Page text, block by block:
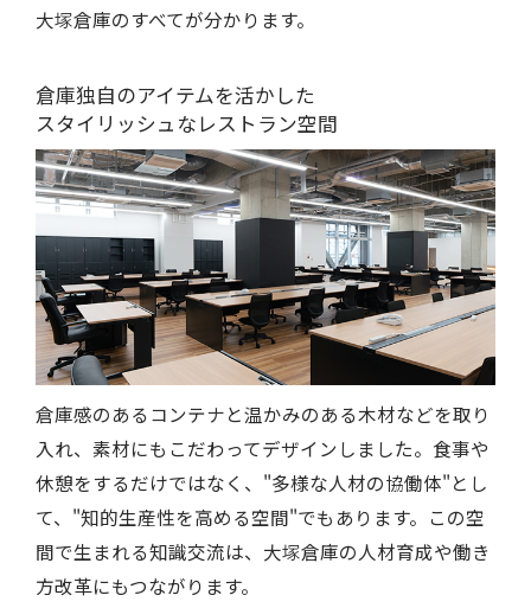
大塚倉庫のすべてが分かります。
倉庫独自のアイテムを活かした
スタイリッシュなレストラン空間
倉庫感のあるコンテナと温かみのある木材などを取り
入れ、素材にもこだわってデザインしました。食事や
休憩をするだけではなく、"多様な人材の協働体"とし
て、"知的生産性を高める空間"でもあります。この空
間で生まれる知識交流は、大塚倉庫の人材育成や働き
方改革にもつながります。